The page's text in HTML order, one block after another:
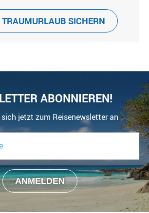
SICHERN
ABONNIEREN!
jetzt zum Reisenewsletter an